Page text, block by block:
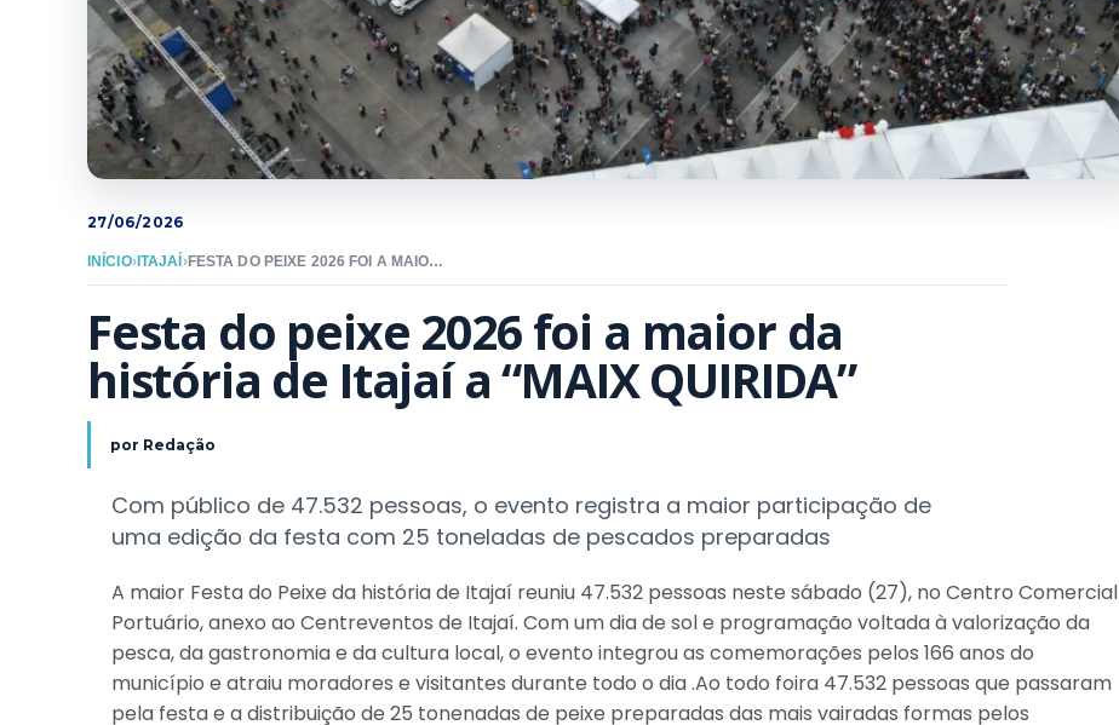
27/06/2026
INÍCIO›ITAJAÍ › FESTA DO PEIXE 2026 FOI A MAIOR DA HISTÓRIA DE ITAJAÍ A “MAIX QUIRIDA”
Festa do peixe 2026 foi a maior da
história de Itajaí a “MAIX QUIRIDA”
por Redação
Com público de 47.532 pessoas, o evento registra a maior participação de
uma edição da festa com 25 toneladas de pescados preparadas
A maior Festa do Peixe da história de Itajaí reuniu 47.532 pessoas neste sábado (27), no Centro Comercial
Portuário, anexo ao Centreventos de Itajaí. Com um dia de sol e programação voltada à valorização da
pesca, da gastronomia e da cultura local, o evento integrou as comemorações pelos 166 anos do
município e atraiu moradores e visitantes durante todo o dia .Ao todo foira 47.532 pessoas que passaram
pela festa e a distribuição de 25 tonenadas de peixe preparadas das mais vairadas formas pelos